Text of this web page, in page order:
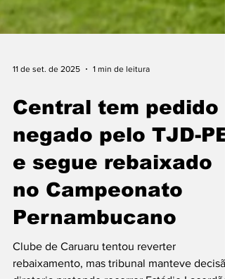
11 de set. de 2025 1 min de leitura
Central tem pedido
negado pelo TJD-PE
e segue rebaixado
no Campeonato